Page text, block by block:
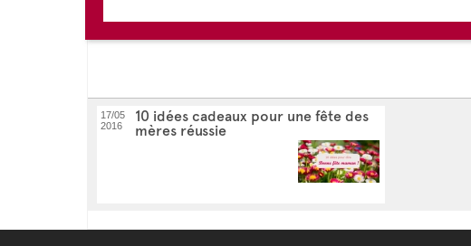
17/05
2016
10 idées cadeaux pour une fête des
mères réussie